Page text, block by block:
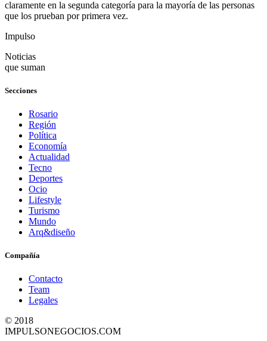
claramente en la segunda categoría para la mayoría de las personas
que los prueban por primera vez.
Impulso
Noticias
que suman
Secciones
Rosario
Región
Política
Economía
Actualidad
Tecno
Deportes
Ocio
Lifestyle
Turismo
Mundo
Arq&diseño
Compañía
Contacto
Team
Legales
© 2018
IMPULSONEGOCIOS.COM